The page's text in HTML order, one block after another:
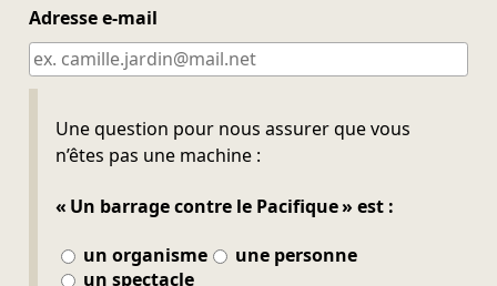
Adresse e-mail
Une question pour nous assurer que vous
n’êtes pas une machine :
« Un barrage contre le Pacifique » est :
un organisme
une personne
un spectacle
Ne pas remplir